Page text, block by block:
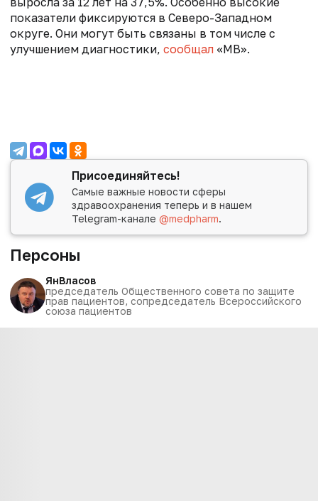
показатели фиксируются в Северо-Западном
округе. Они могут быть связаны в том числе с
улучшением диагностики, сообщал «МВ».
Присоединяйтесь!
Самые важные новости сферы
здравоохранения теперь и в нашем
Telegram-канале@medpharm.
Персоны
ЯнВласов
председатель Общественного совета по защите
прав пациентов, сопредседатель Всероссийского
союза пациентов